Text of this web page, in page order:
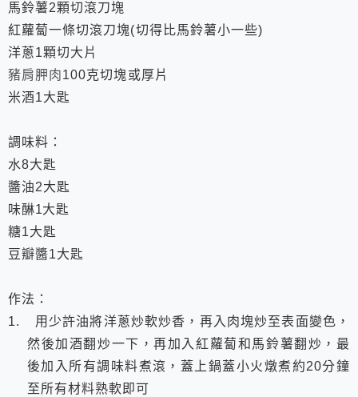
馬鈴薯2顆切滾刀塊
紅蘿蔔一條切滾刀塊(切得比馬鈴薯小一些)
洋蔥 1顆切大片
豬肩胛肉100克切塊或厚片
米酒1大匙
調味料：
水8大匙
醬油2大匙
味醂1大匙
糖1大匙
豆瓣醬1大匙
作法：
1.
用少許油將洋蔥炒軟炒香，再入肉塊炒至表面變色，
然後加酒翻炒一下，再加入紅蘿蔔和馬鈴薯翻炒，最
後加入所有調味料煮滾，蓋上鍋蓋小火燉煮約20分鐘
至所有材料熟軟即可